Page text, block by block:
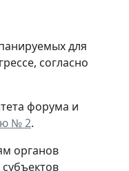
для
согласно
форума и
№ 2.
органов